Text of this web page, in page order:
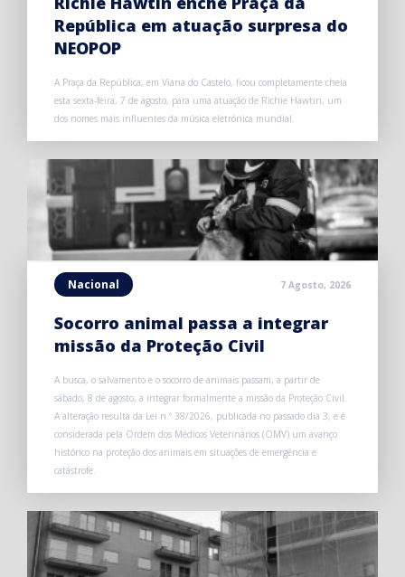
República em atuação surpresa do
NEOPOP
A Praça da República, em Viana do Castelo, ficou completamente cheia
esta sexta-feira, 7 de agosto, para uma atuação de Richie Hawtin, um
dos nomes mais influentes da música eletrónica mundial.
Nacional 7 Agosto, 2026
Socorro animal passa a integrar
missão da Proteção Civil
A busca, o salvamento e o socorro de animais passam, a partir de
sábado, 8 de agosto, a integrar formalmente a missão da Proteção Civil.
A alteração resulta da Lei n.º 38/2026, publicada no passado dia 3, e é
considerada pela Ordem dos Médicos Veterinários (OMV) um avanço
histórico na proteção dos animais em situações de emergência e
catástrofe.